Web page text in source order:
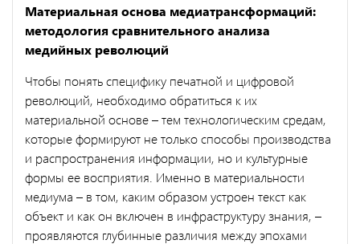
Материальная основа медиатрансформаций:
методология сравнительного анализа
медийных революций
Чтобы понять специфику печатной и цифровой
революций, необходимо обратиться к их
материальной основе – тем технологическим средам,
которые формируют не только способы производства
и распространения информации, но и культурные
формы ее восприятия. Именно в материальности
медиума – в том, каким образом устроен текст как
объект и как он включен в инфраструктуру знания, –
проявляются глубинные различия между эпохами